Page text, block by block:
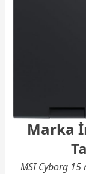
Marka
MSI Cyborg 15